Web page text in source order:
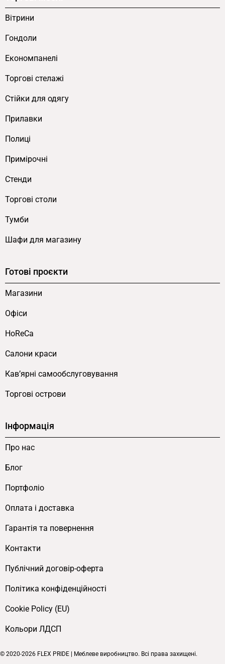
Вітрини
Гондоли
Економпанелі
Торгові стелажі
Cтійки для одягу
Прилавки
Полиці
Примірочні
Стенди
Торгові столи
Тумби
Шафи для магазину
Готові проєкти
Магазини
Офіси
HoReCa
Салони краси
Кав’ярні самообслуговування
Торгові острови
Інформація
Про нас
Блог
Портфоліо
Оплата і доставка
Гарантія та повернення
Контакти
Публічний договір-оферта
Політика конфіденційності
Cookie Policy (EU)
Кольори ЛДСП
© 2020-2026 FLEX PRIDE | Меблеве виробництво. Всі права захищені.